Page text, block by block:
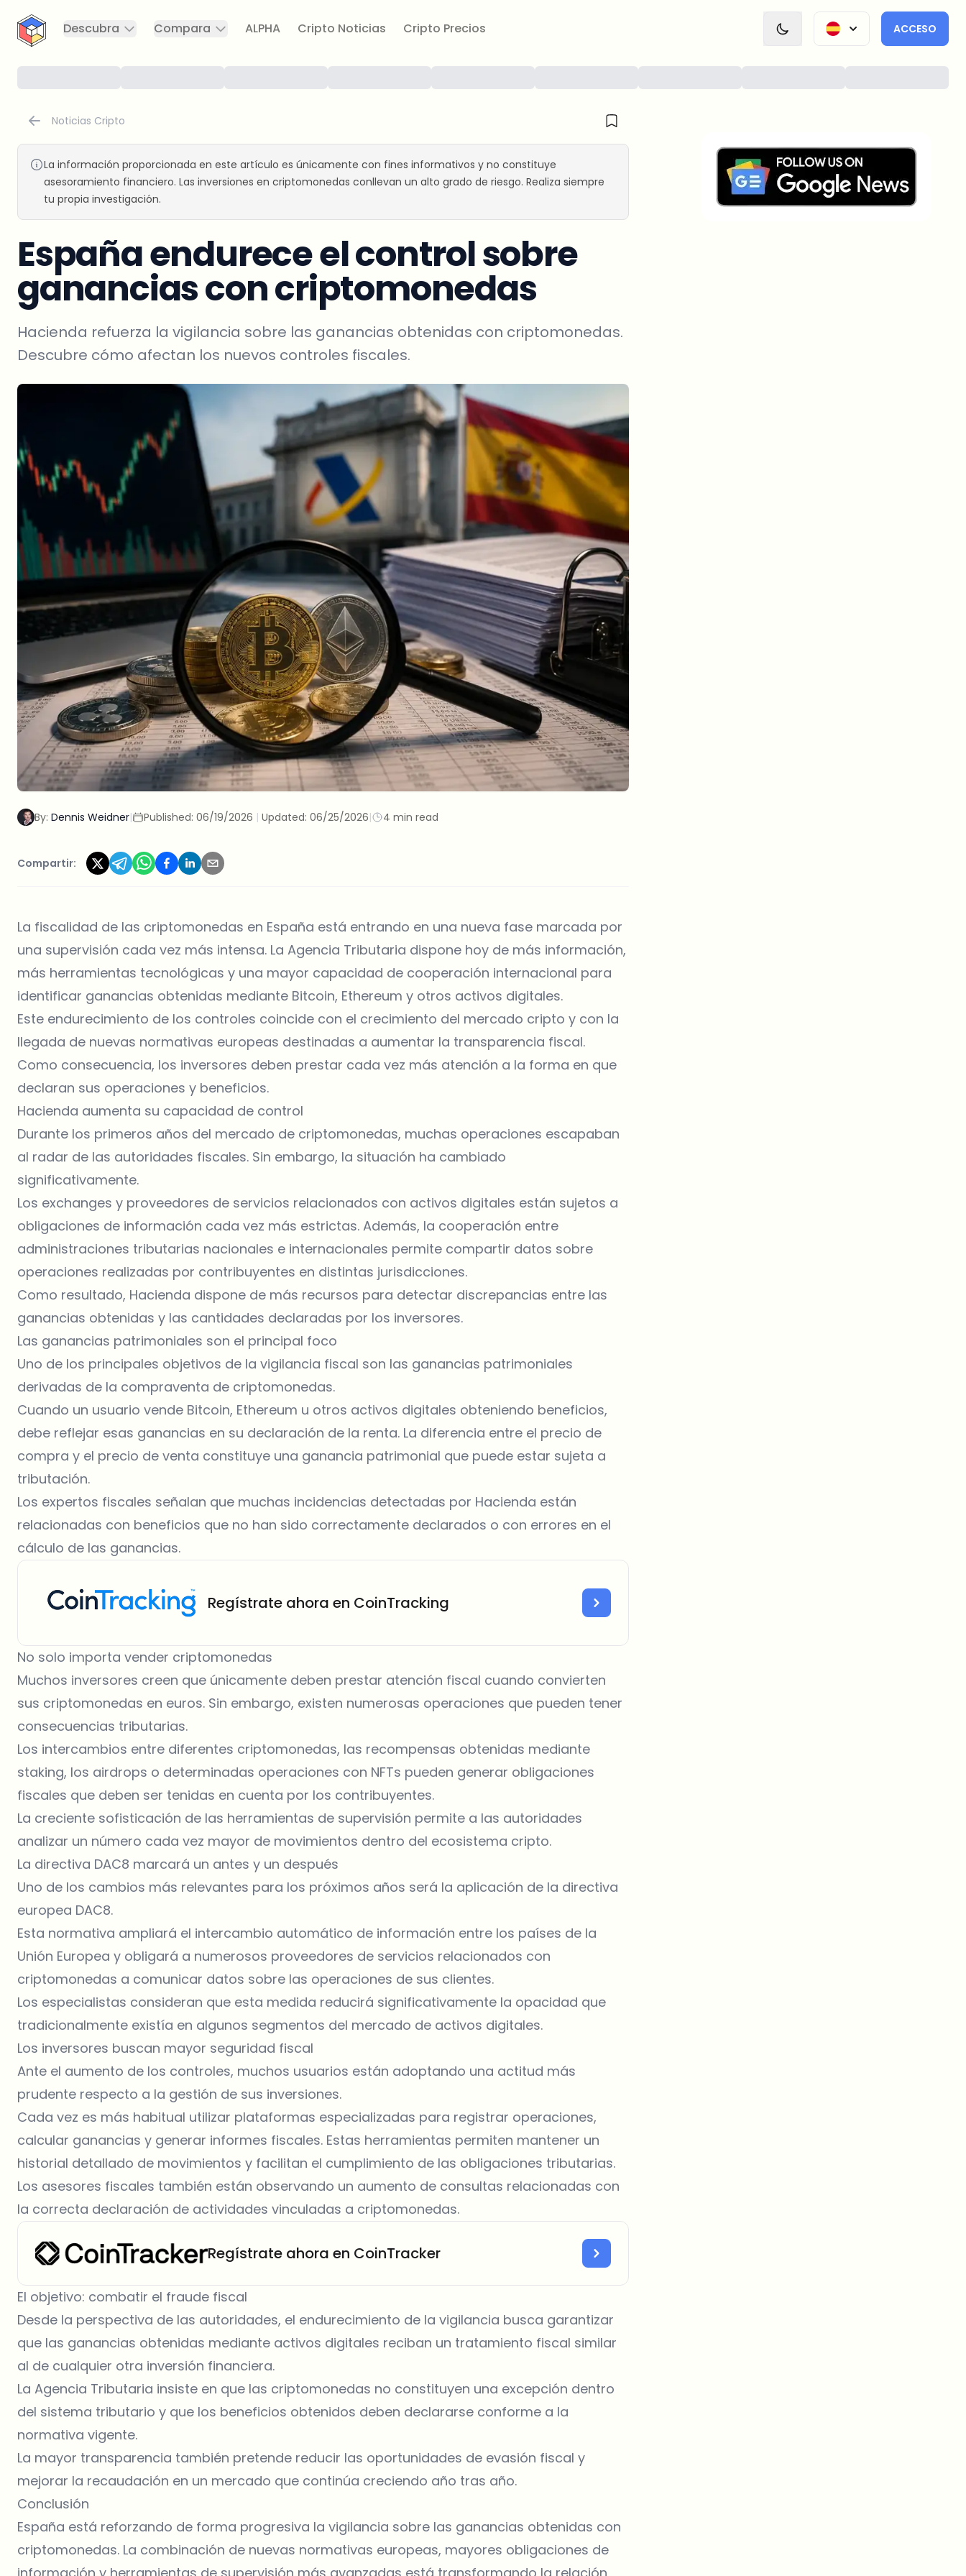
CryptoTicker
Descubra
Compara ALPHA Cripto Noticias Cripto Precios ACCESO
Noticias Cripto
La información proporcionada en este artículo es únicamente con fines informativos y no constituye
asesoramiento financiero. Las inversiones en criptomonedas conllevan un alto grado de riesgo. Realiza siempre
tu propia investigación.
España endurece el control sobre
ganancias con criptomonedas
Hacienda refuerza la vigilancia sobre las ganancias obtenidas con criptomonedas.
Descubre cómo afectan los nuevos controles fiscales.
By: Dennis Weidner| Published: 06/19/2026 | Updated: 06/25/2026| 4 min read
Compartir:
La fiscalidad de las criptomonedas en España está entrando en una nueva fase marcada por
una supervisión cada vez más intensa. La Agencia Tributaria dispone hoy de más información,
más herramientas tecnológicas y una mayor capacidad de cooperación internacional para
identificar ganancias obtenidas mediante Bitcoin, Ethereum y otros activos digitales.
Este endurecimiento de los controles coincide con el crecimiento del mercado cripto y con la
llegada de nuevas normativas europeas destinadas a aumentar la transparencia fiscal.
Como consecuencia, los inversores deben prestar cada vez más atención a la forma en que
declaran sus operaciones y beneficios.
Hacienda aumenta su capacidad de control
Durante los primeros años del mercado de criptomonedas, muchas operaciones escapaban
al radar de las autoridades fiscales. Sin embargo, la situación ha cambiado
significativamente.
Los exchanges y proveedores de servicios relacionados con activos digitales están sujetos a
obligaciones de información cada vez más estrictas. Además, la cooperación entre
administraciones tributarias nacionales e internacionales permite compartir datos sobre
operaciones realizadas por contribuyentes en distintas jurisdicciones.
Como resultado, Hacienda dispone de más recursos para detectar discrepancias entre las
ganancias obtenidas y las cantidades declaradas por los inversores.
Las ganancias patrimoniales son el principal foco
Uno de los principales objetivos de la vigilancia fiscal son las ganancias patrimoniales
derivadas de la compraventa de criptomonedas.
Cuando un usuario vende Bitcoin, Ethereum u otros activos digitales obteniendo beneficios,
debe reflejar esas ganancias en su declaración de la renta. La diferencia entre el precio de
compra y el precio de venta constituye una ganancia patrimonial que puede estar sujeta a
tributación.
Los expertos fiscales señalan que muchas incidencias detectadas por Hacienda están
relacionadas con beneficios que no han sido correctamente declarados o con errores en el
cálculo de las ganancias.
Regístrate ahora en CoinTracking
No solo importa vender criptomonedas
Muchos inversores creen que únicamente deben prestar atención fiscal cuando convierten
sus criptomonedas en euros. Sin embargo, existen numerosas operaciones que pueden tener
consecuencias tributarias.
Los intercambios entre diferentes criptomonedas, las recompensas obtenidas mediante
staking, los airdrops o determinadas operaciones con NFTs pueden generar obligaciones
fiscales que deben ser tenidas en cuenta por los contribuyentes.
La creciente sofisticación de las herramientas de supervisión permite a las autoridades
analizar un número cada vez mayor de movimientos dentro del ecosistema cripto.
La directiva DAC8 marcará un antes y un después
Uno de los cambios más relevantes para los próximos años será la aplicación de la directiva
europea DAC8.
Esta normativa ampliará el intercambio automático de información entre los países de la
Unión Europea y obligará a numerosos proveedores de servicios relacionados con
criptomonedas a comunicar datos sobre las operaciones de sus clientes.
Los especialistas consideran que esta medida reducirá significativamente la opacidad que
tradicionalmente existía en algunos segmentos del mercado de activos digitales.
Los inversores buscan mayor seguridad fiscal
Ante el aumento de los controles, muchos usuarios están adoptando una actitud más
prudente respecto a la gestión de sus inversiones.
Cada vez es más habitual utilizar plataformas especializadas para registrar operaciones,
calcular ganancias y generar informes fiscales. Estas herramientas permiten mantener un
historial detallado de movimientos y facilitan el cumplimiento de las obligaciones tributarias.
Los asesores fiscales también están observando un aumento de consultas relacionadas con
la correcta declaración de actividades vinculadas a criptomonedas.
Regístrate ahora en CoinTracker
El objetivo: combatir el fraude fiscal
Desde la perspectiva de las autoridades, el endurecimiento de la vigilancia busca garantizar
que las ganancias obtenidas mediante activos digitales reciban un tratamiento fiscal similar
al de cualquier otra inversión financiera.
La Agencia Tributaria insiste en que las criptomonedas no constituyen una excepción dentro
del sistema tributario y que los beneficios obtenidos deben declararse conforme a la
normativa vigente.
La mayor transparencia también pretende reducir las oportunidades de evasión fiscal y
mejorar la recaudación en un mercado que continúa creciendo año tras año.
Conclusión
España está reforzando de forma progresiva la vigilancia sobre las ganancias obtenidas con
criptomonedas. La combinación de nuevas normativas europeas, mayores obligaciones de